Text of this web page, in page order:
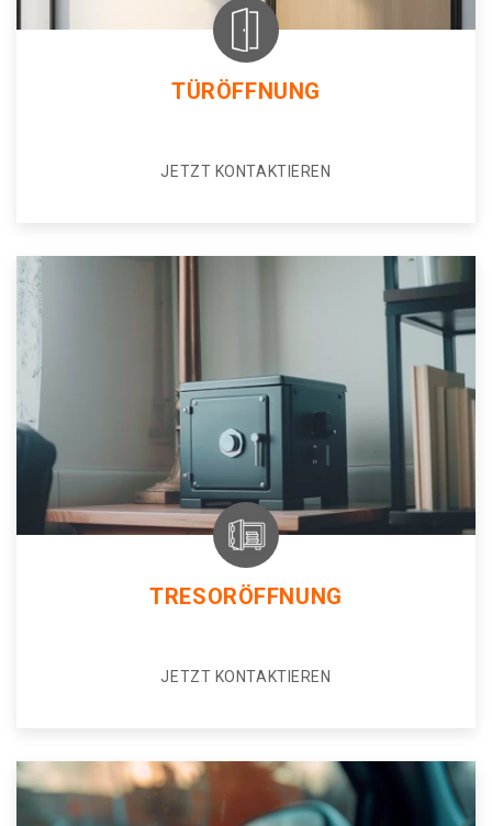
TÜRÖFFNUNG
JETZT KONTAKTIEREN
TRESORÖFFNUNG
JETZT KONTAKTIEREN